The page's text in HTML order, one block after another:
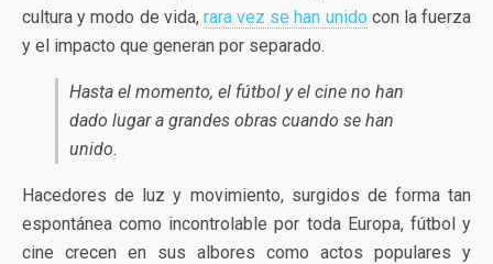
cultura y modo de vida, rara vez se han unido con la fuerza
y el impacto que generan por separado.
Hasta el momento, el fútbol y el cine no han
dado lugar a grandes obras cuando se han
unido.
Hacedores de luz y movimiento, surgidos de forma tan
espontánea como incontrolable por toda Europa, fútbol y
cine crecen en sus albores como actos populares y